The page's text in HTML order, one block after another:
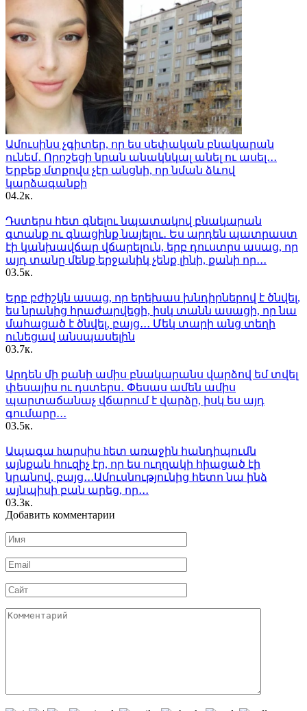
Ամուսինս չգիտեր, որ ես սեփական բնակարան
ունեմ․ Որոշեցի նրան անակնկալ անել ու ասել․․․
Երբեք մտքովս չէր անցնի, որ նման ձևով
կարձագանքի
04.2к.
Դստերս հետ գնելու նպատակով բնակարան
գտանք ու գնացինք նայելու․ Ես արդեն պատրաստ
էի կանխավճար վճարելուն, երբ դուստրս ասաց, որ
այդ տանը մենք երջանիկ չենք լինի, քանի որ․․․
03.5к.
Երբ բժիշկն ասաց, որ երեխաս խնդիրներով է ծնվել,
ես նրանից հրաժարվեցի, իսկ տանն ասացի, որ նա
մահացած է ծնվել, բայց․․․ Մեկ տարի անց տեղի
ունեցավ անսպասելին
03.7к.
Արդեն մի քանի ամիս բնակարանս վարձով եմ տվել
փեսայիս ու դստերս․ Փեսաս ամեն ամիս
պարտաճանաչ վճարում է վարձը, իսկ ես այդ
գումարը․․․
03.5к.
Ապագա hարսիս hետ առաջին հանդիպումն
այնքան հուզիչ էր, որ ես ուղղակի հիացած էի
նրանով, բայց․․․Ամուսնությունից հետո նա ինձ
այնպիսի բան արեց, որ․․․
03.3к.
Добавить комментарии
Имя
*
Email
*
Сайт
Комментарий